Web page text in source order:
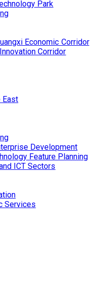
Park
Economic Corridor
Corridor
East
Development
Feature Planning
ICT Sectors
Services